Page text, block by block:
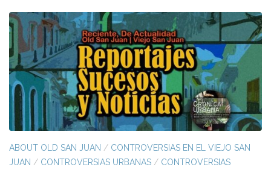
ABOUT OLD SAN JUAN / CONTROVERSIAS EN EL VIEJO SAN
JUAN / CONTROVERSIAS URBANAS / CONTROVERSIAS